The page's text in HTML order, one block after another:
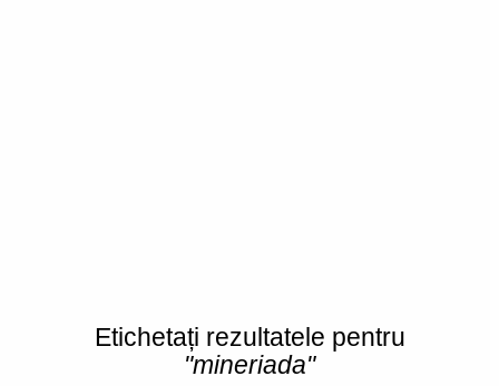
Etichetați rezultatele pentru
"mineriada"